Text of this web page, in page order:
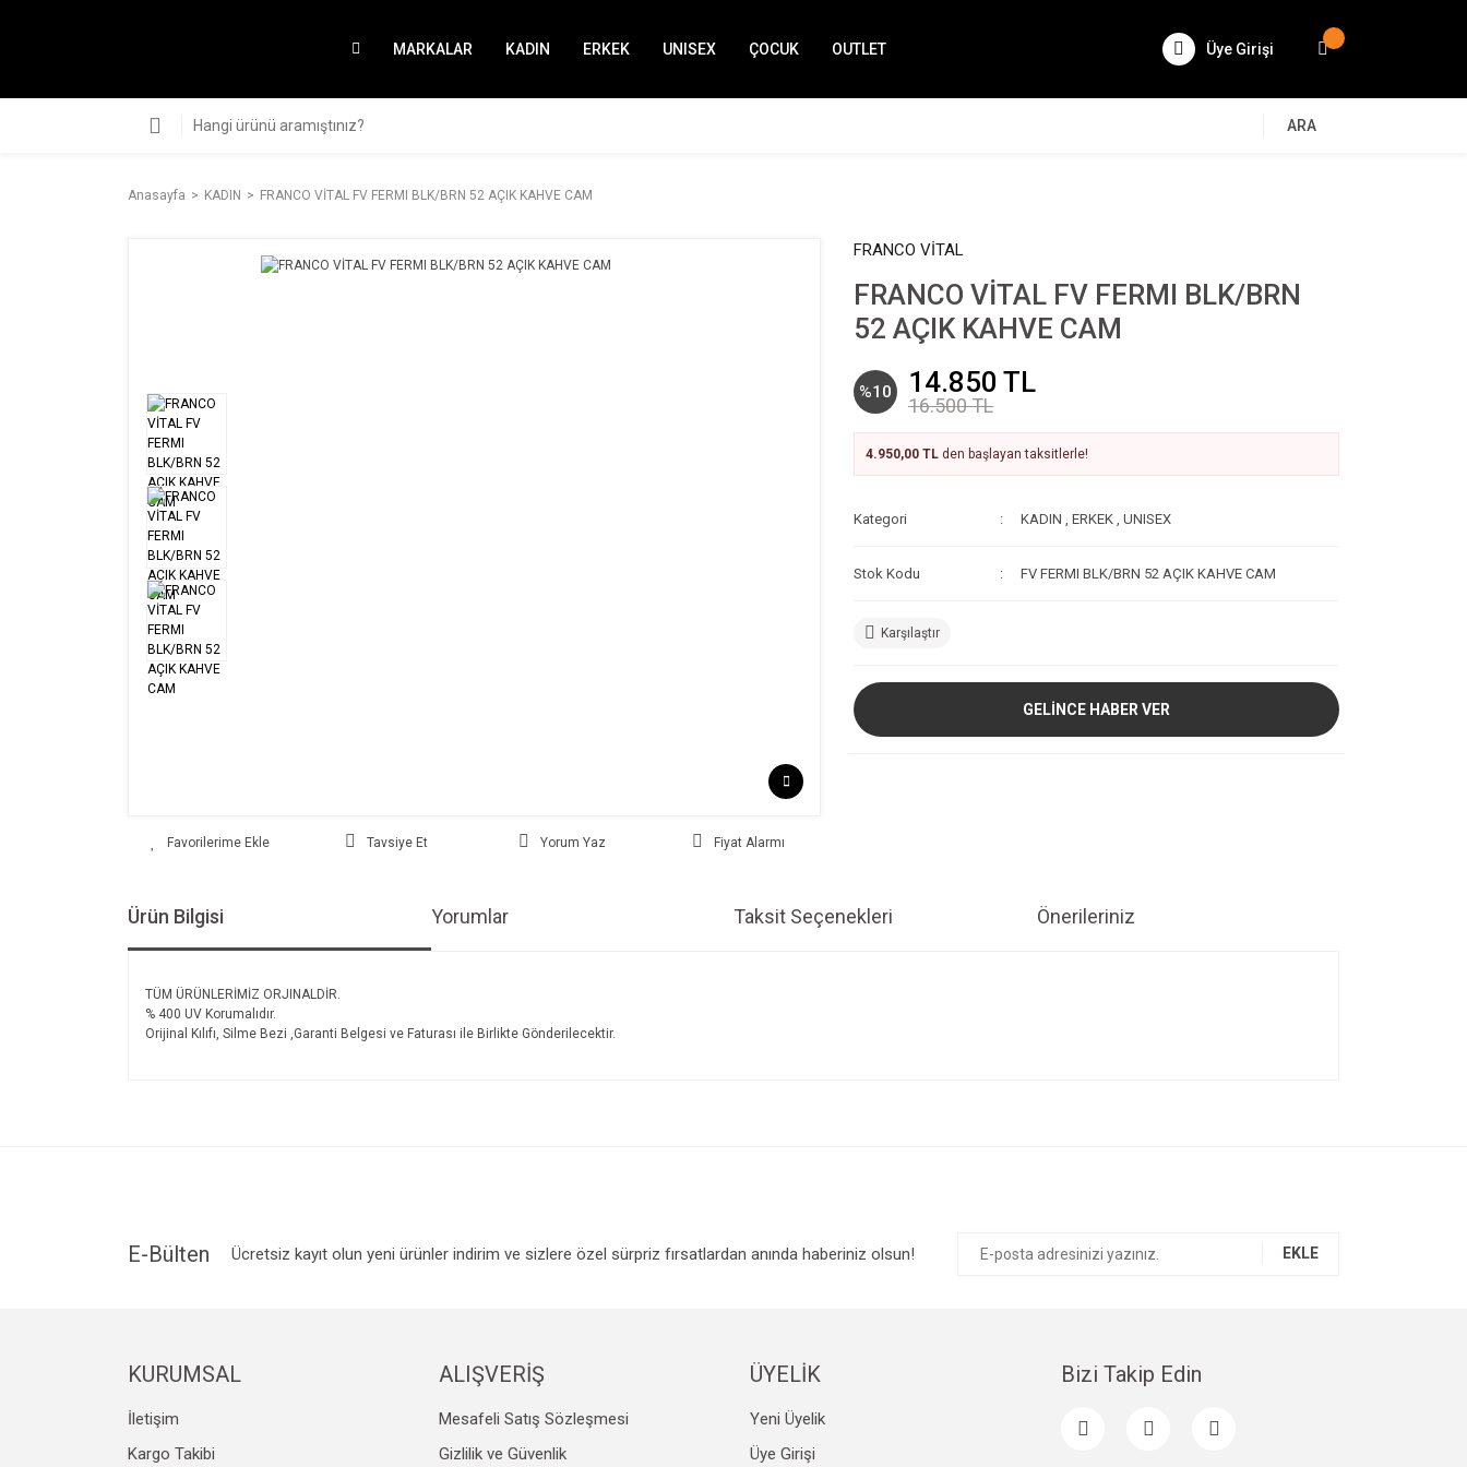
MARKALAR KADIN ERKEK UNISEX ÇOCUK OUTLET Üye Girişi
ARA
Anasayfa KADIN FRANCO VİTAL FV FERMI BLK/BRN 52 AÇIK KAHVE CAM
Tavsiye Et Yorum Yaz Fiyat Alarmı
FRANCO VİTAL
FRANCO VİTAL FV FERMI BLK/BRN
52 AÇIK KAHVE CAM
%10 14.850 TL
16.500 TL
4.950,00 TL den başlayan taksitlerle!
Kategori KADIN , ERKEK , UNISEX
Stok Kodu FV FERMI BLK/BRN 52 AÇIK KAHVE CAM
Karşılaştır
GELİNCE HABER VER
Ürün Bilgisi Yorumlar Taksit Seçenekleri Önerileriniz
TÜM ÜRÜNLERİMİZ ORJINALDİR.
% 400 UV Korumalıdır.
Orijinal Kılıfı, Silme Bezi ,Garanti Belgesi ve Faturası ile Birlikte Gönderilecektir.
Bu ürüne benzer farklı alternatifler olmalı.
E-Bülten Ücretsiz kayıt olun yeni ürünler indirim ve sizlere özel sürpriz fırsatlardan anında haberiniz olsun! EKLE
KURUMSAL
İletişim
Kargo Takibi
ALIŞVERİŞ
Mesafeli Satış Sözleşmesi
Gizlilik ve Güvenlik
ÜYELİK
Yeni Üyelik
Üye Girişi
Bizi Takip Edin